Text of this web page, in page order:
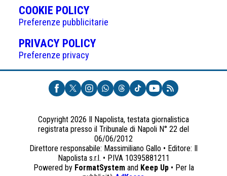
COOKIE POLICY(APRE
IN
UNA
NUOVA
Preferenze pubblicitarie
PRIVACY POLICY(APRE
UNA
NUOVA
SCHEDA)
Preferenze privacy
Copyright 2026 Il Napolista, testata giornalistica
registrata presso il Tribunale di Napoli N° 22 del
06/06/2012
Direttore responsabile: Massimiliano Gallo • Editore: Il
Napolista s.r.l. • P.IVA 10395881211
Powered by FormatSystemand Keep Up• Per la